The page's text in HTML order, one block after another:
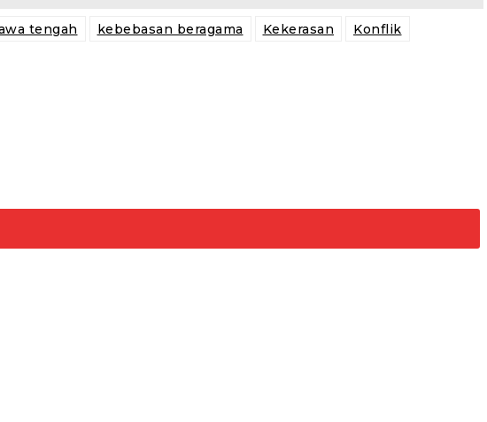
tengah kebebasan beragama Kekerasan Konflik